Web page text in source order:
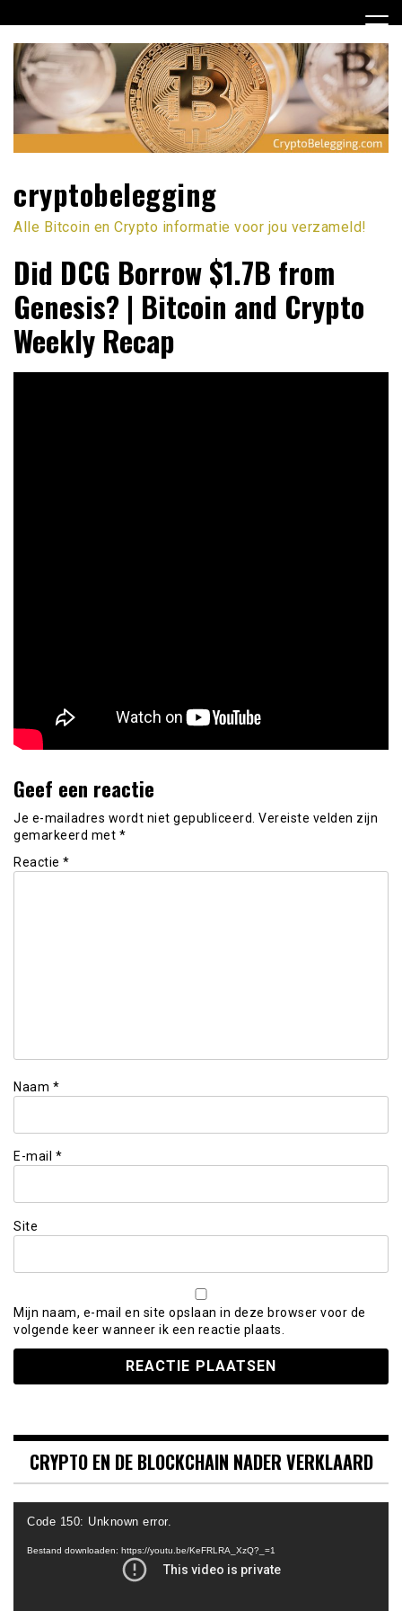
naar
inhoud
cryptobelegging
Alle Bitcoin en Crypto informatie voor jou verzameld!
Did DCG Borrow $1.7B from
Genesis? | Bitcoin and Crypto
Weekly Recap
Geef een reactie
Je e-mailadres wordt niet gepubliceerd. Vereiste velden zijn
gemarkeerd met *
Reactie *
Naam *
E-mail *
Site
Mijn naam, e-mail en site opslaan in deze browser voor de
volgende keer wanneer ik een reactie plaats.
CRYPTO EN DE BLOCKCHAIN NADER VERKLAARD
Videospeler
Code 150: Unknown error.
Bestand downloaden: https://youtu.be/KeFRLRA_XzQ?_=1